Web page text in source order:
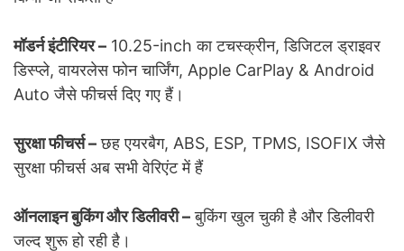
मॉडर्न इंटीरियर – 10.25-inch का टचस्क्रीन, डिजिटल ड्राइवर
डिस्प्ले, वायरलेस फोन चार्जिंग, Apple CarPlay & Android
Auto जैसे फीचर्स दिए गए हैं।
सुरक्षा फीचर्स –छह एयरबैग, ABS, ESP, TPMS, ISOFIX जैसे
सुरक्षा फीचर्स अब सभी वेरिएंट में हैं
ऑनलाइन बुकिंग और डिलीवरी –बुकिंग खुल चुकी है और डिलीवरी
जल्द शुरू हो रही है।